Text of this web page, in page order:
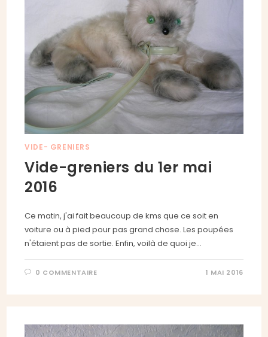
VIDE- GRENIERS
Vide-greniers du 1er mai
2016
Ce matin, j'ai fait beaucoup de kms que ce soit en
voiture ou à pied pour pas grand chose. Les poupées
n'étaient pas de sortie. Enfin, voilà de quoi je…
0 COMMENTAIRE 1 MAI 2016